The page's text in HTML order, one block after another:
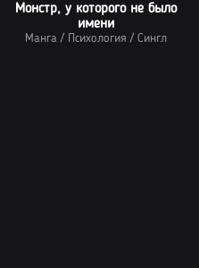
Монстр, у которого не было
имени
Манга/ Психология / Сингл